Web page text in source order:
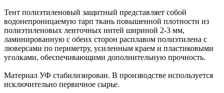
Тент полиэтиленовый защитный представляет собой
водонепроницаемую тарп ткань повышенной плотности из
полиэтиленовых ленточных нитей шириной 2-3 мм,
ламинированную с обеих сторон расплавом полиэтилена с
люверсами по периметру, усиленным краем и пластиковыми
уголками, обеспечивающими дополнительную прочность.
Материал УФ стабилизирован. В производстве используется
исключительно первичное сырье.